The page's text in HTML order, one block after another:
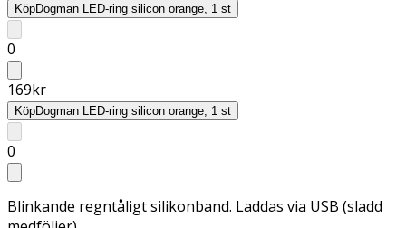
KöpDogman LED-ring silicon orange, 1 st
0
169kr
KöpDogman LED-ring silicon orange, 1 st
0
Blinkande regntåligt silikonband. Laddas via USB (sladd